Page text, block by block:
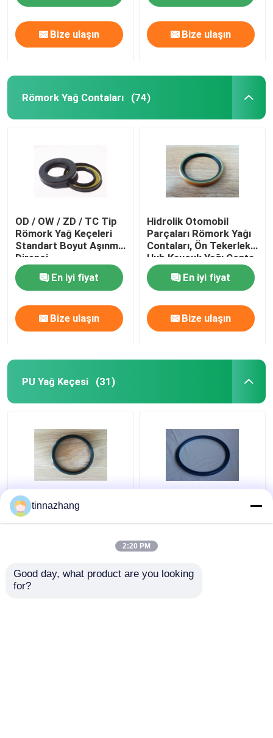
Bize ulaşın Bize ulaşın
Römork Yağ Contaları (74)
OD / OW / ZD / TC Tip
Römork Yağ Keçeleri
Standart Boyut Aşınma
Direnci
En iyi fiyat
Bize ulaşın
Hidrolik Otomobil
Parçaları Römork Yağı
Contaları, Ön Tekerlek
Hub Kauçuk Yağı Conta
Motor Araba Rulman
En iyi fiyat
Bize ulaşın
PU Yağ Keçesi (31)
Yırtılma Direnci Hidrolik
Dudak Keçesi, Dayanıklı
Piston Sızdırmazlığı
Solvent Direnci
tinnazhang
2:20 PM
Good day, what product are you looking
for?